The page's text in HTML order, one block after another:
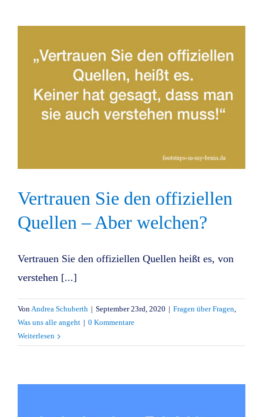
Vertrauen Sie den offiziellen
Quellen – Aber welchen?
Vertrauen Sie den offiziellen Quellen heißt es, von
verstehen [...]
VonAndrea Schuberth | September 23rd, 2020 | Fragen über Fragen,
Was uns alle angeht | 0 Kommentare
Weiterlesen